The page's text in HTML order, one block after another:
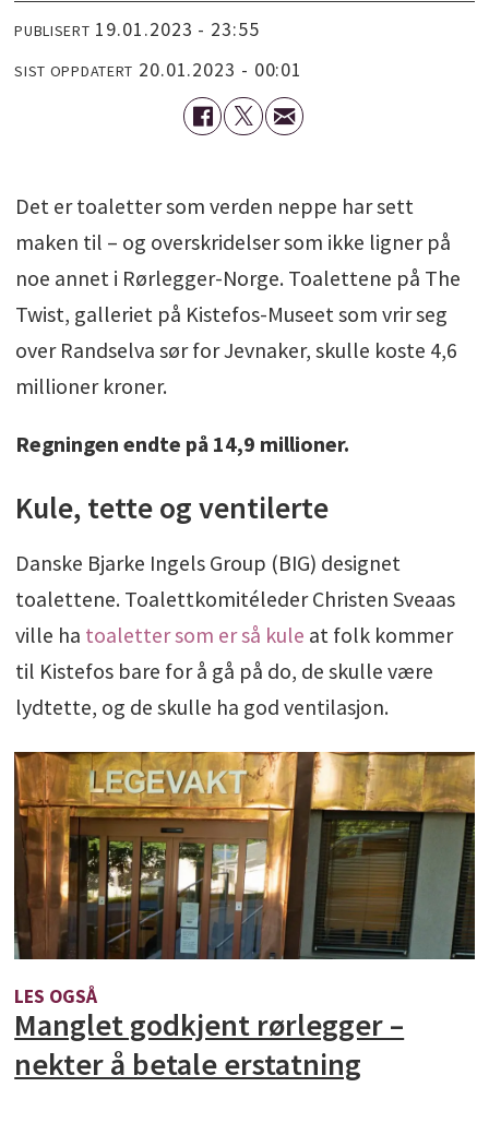
PUBLISERT 19.01.2023 - 23:55
SIST OPPDATERT 20.01.2023 - 00:01
Det er toaletter som verden neppe har sett
maken til – og overskridelser som ikke ligner på
noe annet i Rørlegger-Norge. Toalettene på The
Twist, galleriet på Kistefos-Museet som vrir seg
over Randselva sør for Jevnaker, skulle koste 4,6
millioner kroner.
Regningen endte på 14,9 millioner.
Kule, tette og ventilerte
Danske Bjarke Ingels Group (BIG) designet
toalettene. Toalettkomitéleder Christen Sveaas
ville ha toaletter som er så kule at folk kommer
til Kistefos bare for å gå på do, de skulle være
lydtette, og de skulle ha god ventilasjon.
LES OGSÅ
Manglet godkjent rørlegger –
nekter å betale erstatning